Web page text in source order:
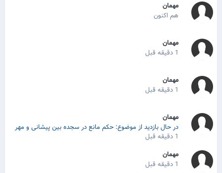
مهمان
هم اکنون
مهمان
1 دقیقه قبل
مهمان
1 دقیقه قبل
مهمان
در حال بازدید از موضوع: حکم مانع در سجده بین پیشانی و مهر
1 دقیقه قبل
مهمان
1 دقیقه قبل